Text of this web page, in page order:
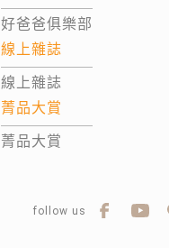
好爸爸俱樂部
線上雜誌
線上雜誌
菁品大賞
菁品大賞
follow us